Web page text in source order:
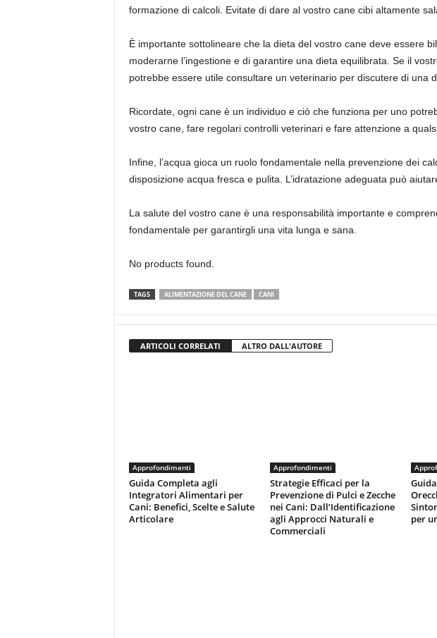
formazione di calcoli. Evitate di dare al vostro cane cibi altamente
È importante sottolineare che la dieta del vostro cane deve essere
moderarne l’ingestione e di garantire una dieta equilibrata. Se il
potrebbe essere utile consultare un veterinario per discutere di una
Ricordate, ogni cane è un individuo e ciò che funziona per uno
vostro cane, fare regolari controlli veterinari e fare attenzione a
Infine, l’acqua gioca un ruolo fondamentale nella prevenzione dei
disposizione acqua fresca e pulita. L’idratazione adeguata può
La salute del vostro cane è una responsabilità importante e
fondamentale per garantirgli una vita lunga e sana.
No products found.
TAGS ALIMENTAZIONE DEL CANE CANI
ARTICOLI CORRELATI ALTRO DALL'AUTORE
Approfondimenti
Guida Completa agli
Integratori Alimentari per
Cani: Benefici, Scelte e Salute
Articolare
Approfondimenti
Strategie Efficaci per la
Prevenzione di Pulci e Zecche
nei Cani: Dall’Identificazione
agli Approcci Naturali e
Commerciali
per